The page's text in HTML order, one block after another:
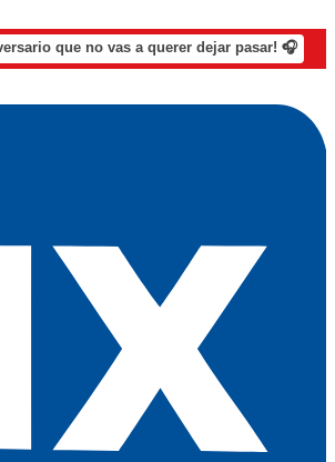
que no vas a querer dejar pasar! 🎧